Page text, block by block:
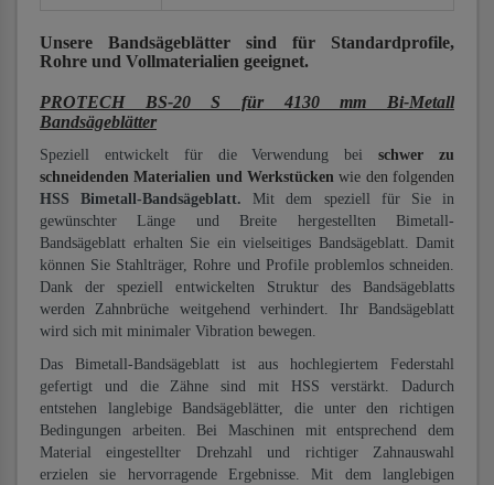
Unsere Bandsägeblätter sind für Standardprofile,
Rohre und Vollmaterialien geeignet.
PROTECH BS-20 S für 4130 mm Bi-Metall
Bandsägeblätter
Speziell entwickelt für die Verwendung beischwer zu
schneidenden Materialien und Werkstücken wie den folgenden
HSS Bimetall-Bandsägeblatt. Mit dem speziell für Sie in
gewünschter Länge und Breite hergestellten Bimetall-
Bandsägeblatt erhalten Sie ein vielseitiges Bandsägeblatt. Damit
können Sie Stahlträger, Rohre und Profile problemlos schneiden.
Dank der speziell entwickelten Struktur des Bandsägeblatts
werden Zahnbrüche weitgehend verhindert. Ihr Bandsägeblatt
wird sich mit minimaler Vibration bewegen.
Das Bimetall-Bandsägeblatt ist aus hochlegiertem Federstahl
gefertigt und die Zähne sind mit HSS verstärkt. Dadurch
entstehen langlebige Bandsägeblätter, die unter den richtigen
Bedingungen arbeiten. Bei Maschinen mit entsprechend dem
Material eingestellter Drehzahl und richtiger Zahnauswahl
erzielen sie hervorragende Ergebnisse. Mit dem langlebigen